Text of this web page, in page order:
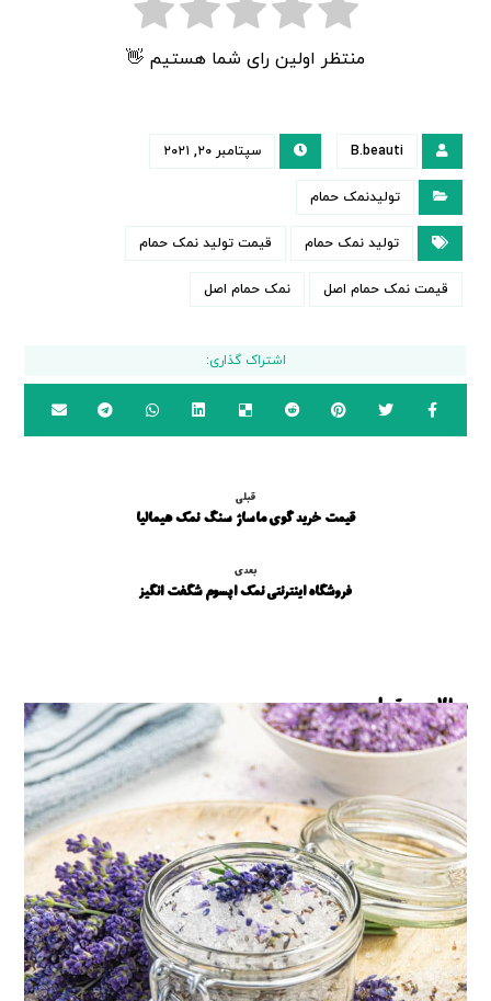
منتظر اولین رای شما هستیم 👋
B.beauti سپتامبر ۲۰, ۲۰۲۱
تولیدنمک حمام
تولید نمک حمام قیمت تولید نمک حمام
قیمت نمک حمام اصل نمک حمام اصل
قبلی
قیمت خرید گوی ماساژ سنگ نمک هیمالیا
بعدی
فروشگاه اینترنتی نمک اپسوم شگفت انگیز
مطالب مرتبط ...